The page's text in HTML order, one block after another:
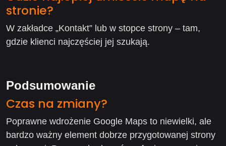
stronie?
W zakładce „Kontakt” lub w stopce strony – tam,
gdzie klienci najczęściej jej szukają.
Podsumowanie
Czas na zmiany?
Poprawne wdrożenie Google Maps to niewielki, ale
bardzo ważny element dobrze przygotowanej strony